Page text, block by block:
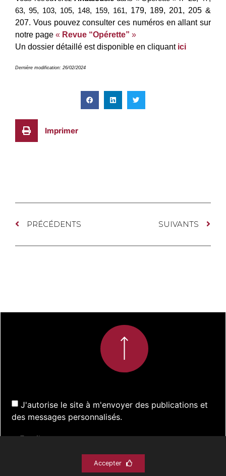
63, 95, 103, 105, 148, 159, 161, 179, 189, 201, 205 &
207. Vous pouvez consulter ces numéros en allant sur
notre page « Revue “Opérette” »
Un dossier détaillé est disponible en cliquant ici
Dernière modification: 26/02/2024
Imprimer
PRÉCÉDENTS SUIVANTS
J'autorise le site à m'envoyer des publications et
des messages personnalisés.
S'inscrire
Accepter